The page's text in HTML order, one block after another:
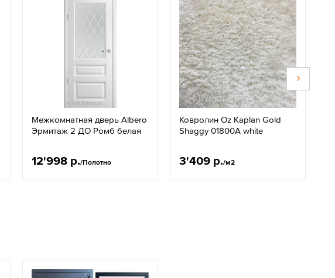
Межкомнатная дверь Albero
Эрмитаж 2 ДО Ромб белая
12'998 р./Полотно
Ковролин Oz Kaplan Gold
Shaggy 01800A white
3'409 р./м2